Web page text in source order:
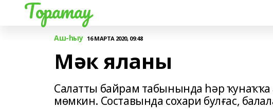
Торатау
Аш-һыу 16 МАРТА 2020, 09:48
Мәк яланы
Салатты байрам табынында һәр
мөмкин. Составында сохари булғас,